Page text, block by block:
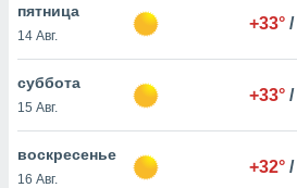
ВЫ
пятница
14 Авг.
+33° /
суббота
15 Авг.
+33° /
воскресенье
16 Авг.
+32° /